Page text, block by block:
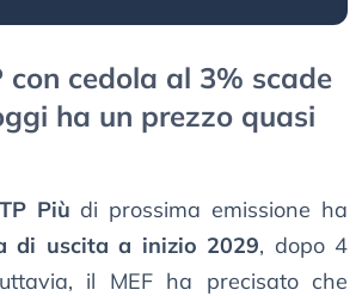
con cedola al 3% scade
ha un prezzo quasi
Più di prossima emissione ha
di uscita a inizio 2029, dopo 4
il MEF ha precisato che